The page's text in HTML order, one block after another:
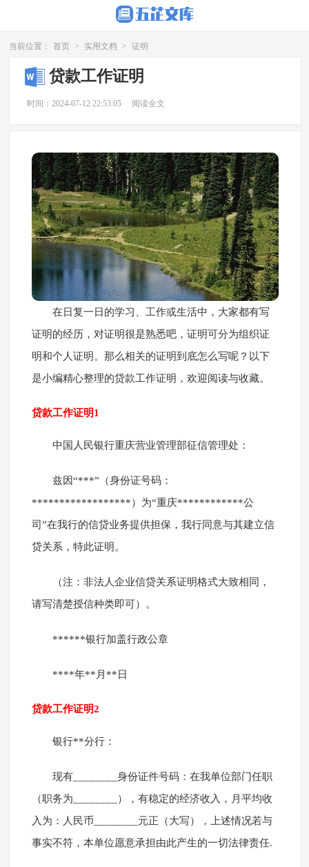
当前位置： 首页 > 实用文档 > 证明
贷款工作证明
时间：2024-07-12 22:53:05 阅读全文
在日复一日的学习、工作或生活中，大家都有写
证明的经历，对证明很是熟悉吧，证明可分为组织证
明和个人证明。那么相关的证明到底怎么写呢？以下
是小编精心整理的贷款工作证明，欢迎阅读与收藏。
贷款工作证明1
中国人民银行重庆营业管理部征信管理处：
兹因“***”（身份证号码：
******************）为“重庆************公
司”在我行的信贷业务提供担保，我行同意与其建立信
贷关系，特此证明。
（注：非法人企业信贷关系证明格式大致相同，
请写清楚授信种类即可）。
******银行加盖行政公章
****年**月**日
贷款工作证明2
银行**分行：
现有________身份证件号码：在我单位部门任职
（职务为________），有稳定的经济收入，月平均收
入为：人民币________元正（大写），上述情况若与
事实不符，本单位愿意承担由此产生的一切法律责任.